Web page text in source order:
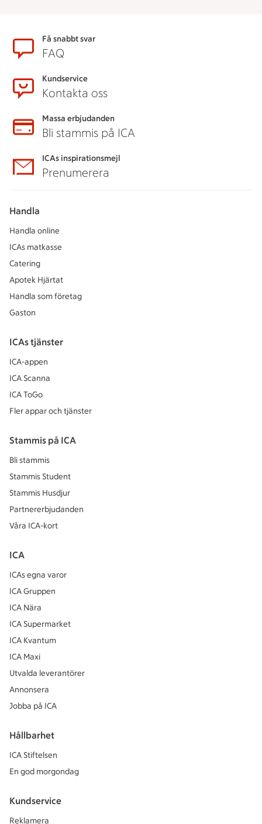
SidfotFå snabbt svar
FAQ
Kundservice
Kontakta oss
Massa erbjudanden
Bli stammis på ICA
ICAs inspirationsmejl
Prenumerera
Handla
Handla online
ICAs matkasse
Catering
Apotek Hjärtat
Handla som företag
Gaston
ICAs tjänster
ICA-appen
ICA Scanna
ICA ToGo
Fler appar och tjänster
Stammis på ICA
Bli stammis
Stammis Student
Stammis Husdjur
Partnererbjudanden
Våra ICA-kort
ICA
ICAs egna varor
ICA Gruppen
ICA Nära
ICA Supermarket
ICA Kvantum
ICA Maxi
Utvalda leverantörer
Annonsera
Jobba på ICA
Hållbarhet
ICA Stiftelsen
En god morgondag
Kundservice
Reklamera